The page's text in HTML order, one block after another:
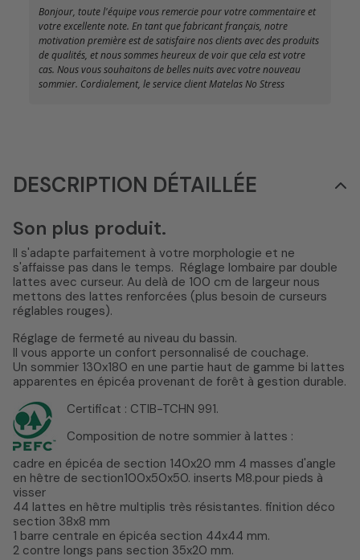
Bonjour, toute l'équipe vous remercie pour votre commentaire et
votre excellente note. En tant que fabricant français, notre
motivation première est de satisfaire nos clients avec des produits
de qualités, et nous sommes heureux de voir que cela est votre
cas. Nous vous souhaitons de belles nuits avec votre nouveau
sommier. Cordialement, le service client Matelas No Stress
DESCRIPTION DÉTAILLÉE
Son plus produit.
Il s'adapte parfaitement à votre morphologie et ne
s'affaisse pas dans le temps. Réglage lombaire par double
lattes avec curseur. Au delà de 100 cm de largeur nous
mettons des lattes renforcées (plus besoin de curseurs
réglables rouges).
Réglage de fermeté au niveau du bassin.
Il vous apporte un confort personnalisé de couchage.
Un sommier 130x180 en une partie haut de gamme bi lattes
apparentes en épicéa provenant de forêt à gestion durable.
Certificat : CTIB-TCHN 991.
Composition de notre sommier à lattes :
cadre en épicéa de section 140x20 mm 4 masses d'angle
en hêtre de section100x50x50. inserts M8.pour pieds à
visser
44 lattes en hêtre multiplis très résistantes. finition déco
section 38x8 mm
1 barre centrale en épicéa section 44x44 mm.
2 contre longs pans section 35x20 mm.